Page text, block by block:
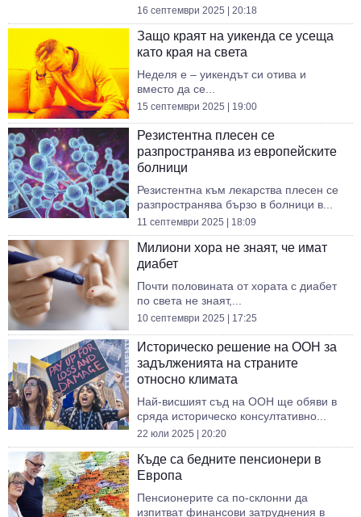
16 септември 2025 | 20:18
Защо краят на уикенда се усеща
като края на света
Неделя е – уикендът си отива и
вместо да се...
15 септември 2025 | 19:00
Резистентна плесен се
разпространява из европейските
болници
Резистентна към лекарства плесен се
разпространява бързо в болници в...
11 септември 2025 | 18:09
Mилиони хора не знаят, че имат
диабет
Почти половината от хората с диабет
по света не знаят,...
10 септември 2025 | 17:25
Историческо решение на ООН за
задълженията на страните
относно климата
Най-висшият съд на ООН ще обяви в
сряда историческо консултативно...
22 юли 2025 | 20:20
Къде са бедните пенсионери в
Европа
Пенсионерите са по-склонни да
изпитват финансови затруднения в